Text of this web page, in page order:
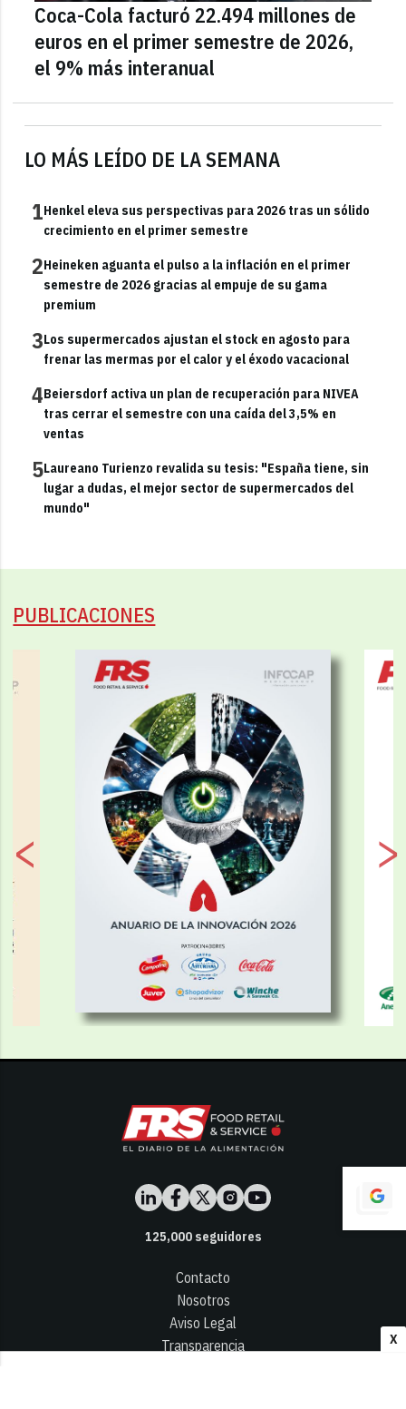
X
LO MÁS LEÍDO DE LA SEMANA
1Henkel eleva sus perspectivas para 2026 tras un sólido
crecimiento en el primer semestre
2Heineken aguanta el pulso a la inflación en el primer
semestre de 2026 gracias al empuje de su gama
premium
3Los supermercados ajustan el stock en agosto para
frenar las mermas por el calor y el éxodo vacacional
4Beiersdorf activa un plan de recuperación para NIVEA
tras cerrar el semestre con una caída del 3,5% en
ventas
5Laureano Turienzo revalida su tesis: "España tiene, sin
lugar a dudas, el mejor sector de supermercados del
mundo"
Coca-Cola facturó 22.494 millones de
euros en el primer semestre de 2026,
el 9% más interanual
PUBLICACIONES
125,000seguidores
Contacto
Nosotros
Aviso Legal
Transparencia